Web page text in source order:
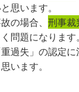
思います。
の場合、刑事裁
問題になります。
過失」の認定
います。